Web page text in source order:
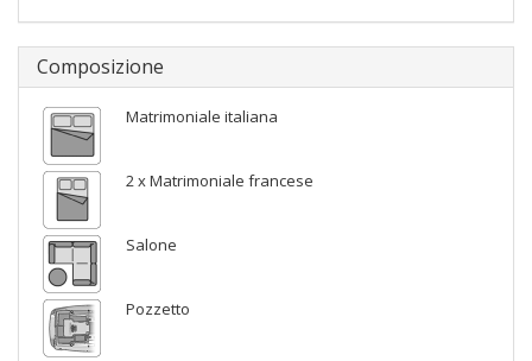
Composizione
Matrimoniale italiana
2 x Matrimoniale francese
Salone
Pozzetto